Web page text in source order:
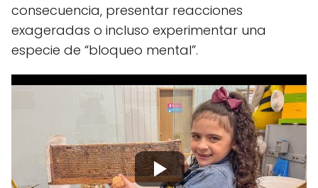
consecuencia, presentar reacciones
exageradas o incluso experimentar una
especie de “bloqueo mental”.